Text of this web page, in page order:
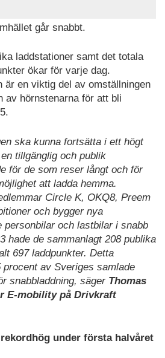
går snabbt.
laddstationer samt det totala
ökar för varje dag.
är en viktig del av omställningen
av hörnstenarna för att bli
ska kunna fortsätta i ett högt
tillgänglig och publik
för de som reser långt och för
att ladda hemma.
Circle K, OKQ8, Preem
och bygger nya
personbilar och lastbilar i snabb
hade de sammanlagt 208 publika
697 laddpunkter. Detta
av Sveriges samlade
snabbladdning, säger Thomas
E-mobility på Drivkraft
under första halvåret